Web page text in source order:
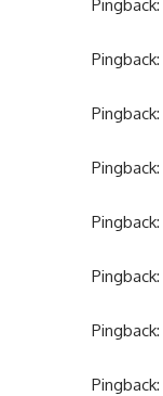
Pingback:
Pingback:
Pingback:
Pingback:
Pingback:
Pingback:
Pingback:
Pingback: